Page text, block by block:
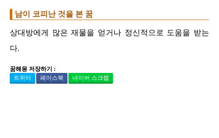
남이 코피난 것을 본 꿈
상대방에게 많은 재물을 얻거나 정신적으로 도움을 받는
다.
꿈해몽 저장하기 :
트위터
페이스북 네이버 스크랩